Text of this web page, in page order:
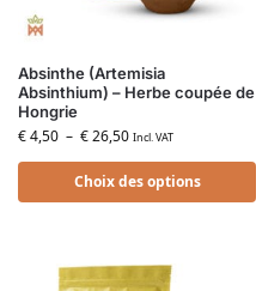
Absinthe (Artemisia
Absinthium) – Herbe coupée de
Hongrie
€4,50 – €26,50 Incl. VAT
Choix des options